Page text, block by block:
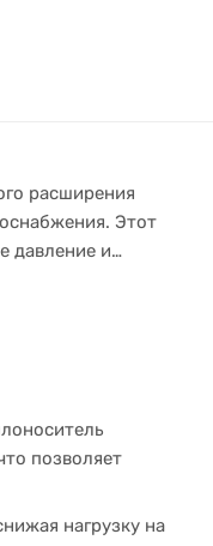
расширения
Этот
давление и
позволяет
нагрузку на